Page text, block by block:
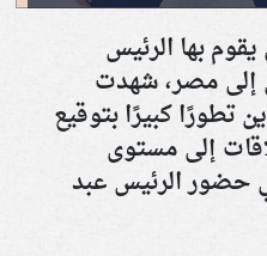
بها الرئيس
إلى مصر، شهدت
تطورًا كبيرًا بتوقيع
إلى مستوى
حضور الرئيس عبد